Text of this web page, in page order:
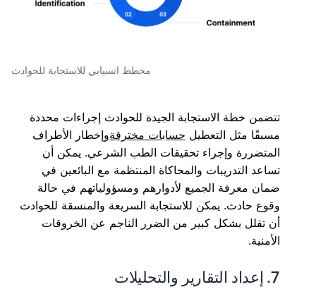
مخطط انسيابي للاستجابة للحوادث
تتضمن خطة الاستجابة الجيدة للحوادث إجراءات محددة
مسبقًا مثل التعطيل حسابات مخترقةوإخطار الأطراف
المتضررة وإجراء تحقيقات الطب الشرعي. يمكن أن
تساعد التدريبات والمحاكاة المنتظمة مع البائعين في
ضمان معرفة الجميع لأدوارهم ومسؤولياتهم في حالة
وقوع حادث. يمكن للاستجابة السريعة والمنسقة للحوادث
أن تقلل بشكل كبير من الضرر الناجم عن الخروقات
الأمنية.
7. إعداد التقارير والتحليلات